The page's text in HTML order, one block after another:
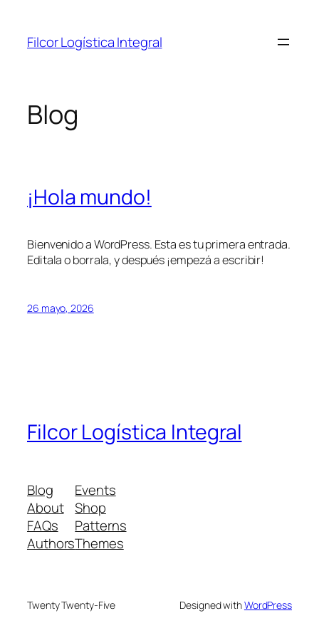
contenido
Filcor Logística Integral
Blog
¡Hola mundo!
Bienvenido a WordPress. Esta es tu primera entrada.
Editala o borrala, y después ¡empezá a escribir!
26 mayo, 2026
Filcor Logística Integral
Blog
About
FAQs
Authors
Events
Shop
Patterns
Themes
Twenty Twenty-Five Designed withWordPress